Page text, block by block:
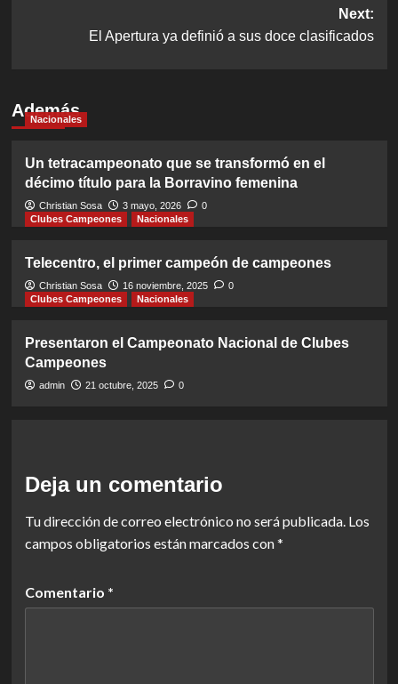
Next:
El Apertura ya definió a sus doce clasificados
Además
Nacionales
Un tetracampeonato que se transformó en el
décimo título para la Borravino femenina
Christian Sosa 3 mayo, 2026
0
Clubes Campeones
Nacionales
Telecentro, el primer campeón de campeones
Christian Sosa 16 noviembre, 2025
0
Clubes Campeones
Nacionales
Presentaron el Campeonato Nacional de Clubes
Campeones
admin 21 octubre, 2025 0
Deja un comentario
Tu dirección de correo electrónico no será publicada. Los
campos obligatorios están marcados con*
Comentario *